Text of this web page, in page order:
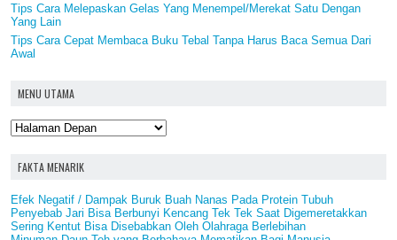
Tips Cara Melepaskan Gelas Yang Menempel/Merekat Satu Dengan
Yang Lain
Tips Cara Cepat Membaca Buku Tebal Tanpa Harus Baca Semua Dari
Awal
MENU UTAMA
FAKTA MENARIK
Efek Negatif / Dampak Buruk Buah Nanas Pada Protein Tubuh
Penyebab Jari Bisa Berbunyi Kencang Tek Tek Saat Digemeretakkan
Sering Kentut Bisa Disebabkan Oleh Olahraga Berlebihan